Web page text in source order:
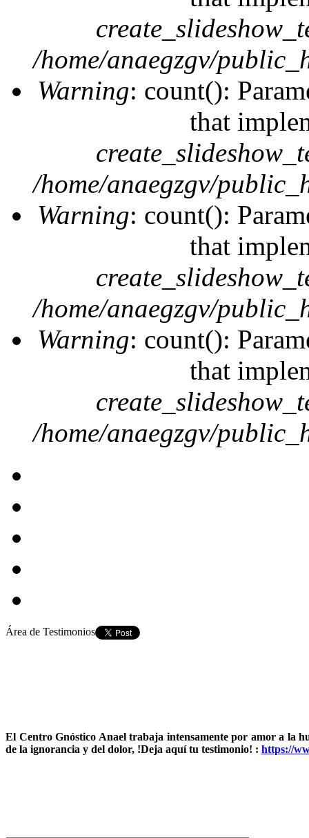
/home/anaegzgv/
Warning: count():
that
/home/anaegzgv/
Warning: count():
that
/home/anaegzgv/
Warning: count():
that
/home/anaegzgv/
Área de Testimonios
El Centro Gnóstico Anael trabaja intensamente por amor a la
de la ignorancia y del dolor, !Deja aquí tu testimonio! : https://